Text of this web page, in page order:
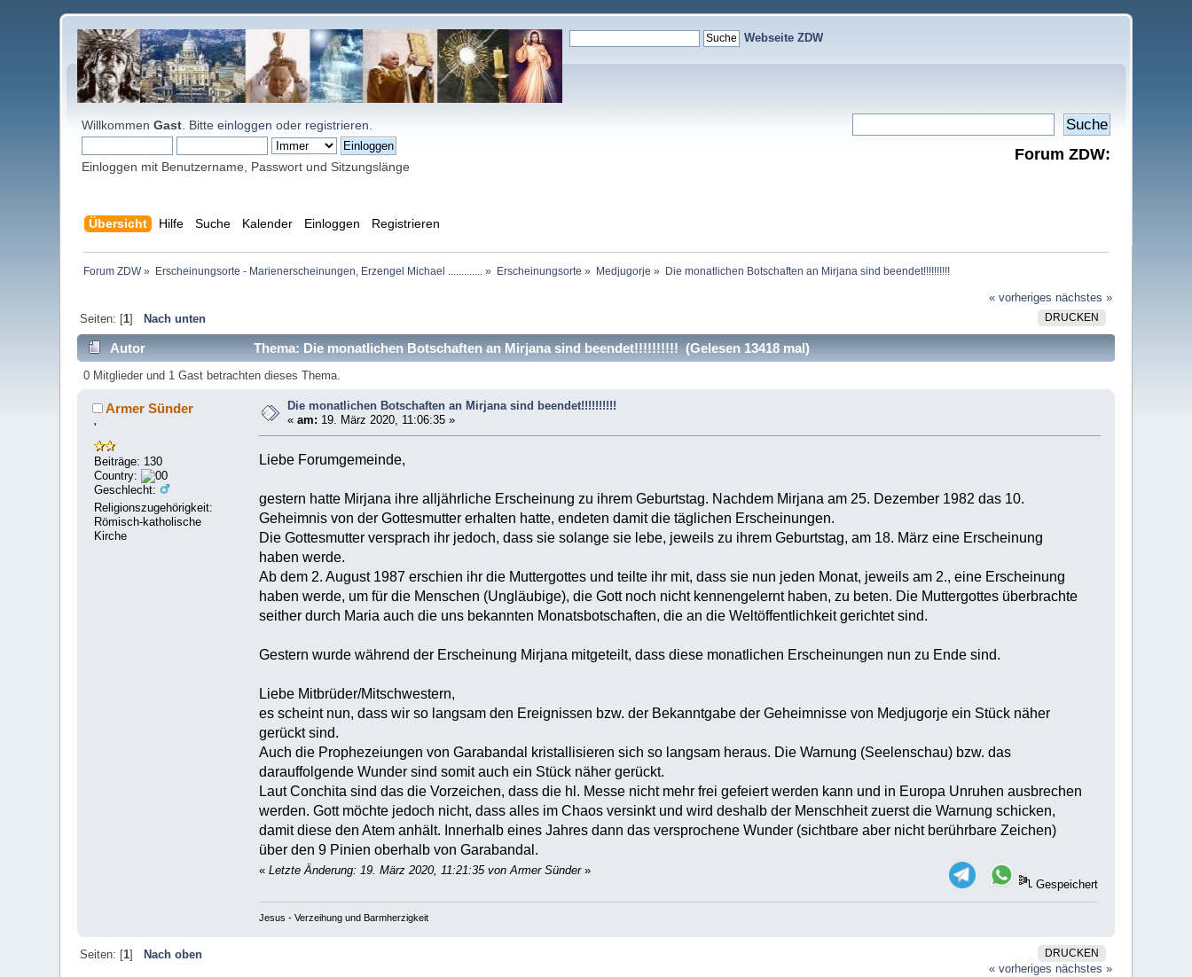
Webseite ZDW
WillkommenGast . Bitteeinloggen oder registrieren
Einloggen mit Benutzername, Passwort und Sitzungslänge
Forum ZDW:
Übersicht Hilfe Suche Kalender Einloggen Registrieren
Forum ZDW» Erscheinungsorte - Marienerscheinungen, Erzengel Michael .............» Erscheinungsorte » Medjugorje » Die monatlichen Botschaften an Mirjana sind beendet!!!!!!!!!!
« vorheriges nächstes »
DRUCKEN
Seiten: [1] Nach unten
Autor Thema: Die monatlichen Botschaften an Mirjana sind beendet!!!!!!!!!! (Gelesen 13418 mal)
0 Mitglieder und 1 Gast betrachten dieses Thema.
Armer Sünder
'
Beiträge: 130
Country:
Geschlecht:
Religionszugehörigkeit:
Römisch-katholische
Kirche
Die monatlichen Botschaften an Mirjana sind beendet!!!!!!!!!!
«am: 19. März 2020, 11:06:35 »
Liebe Forumgemeinde,
gestern hatte Mirjana ihre alljährliche Erscheinung zu ihrem Geburtstag. Nachdem Mirjana am 25. Dezember 1982 das 10.
Geheimnis von der Gottesmutter erhalten hatte, endeten damit die täglichen Erscheinungen.
Die Gottesmutter versprach ihr jedoch, dass sie solange sie lebe, jeweils zu ihrem Geburtstag, am 18. März eine Erscheinung
haben werde.
Ab dem 2. August 1987 erschien ihr die Muttergottes und teilte ihr mit, dass sie nun jeden Monat, jeweils am 2., eine Erscheinung
haben werde, um für die Menschen (Ungläubige), die Gott noch nicht kennengelernt haben, zu beten. Die Muttergottes überbrachte
seither durch Maria auch die uns bekannten Monatsbotschaften, die an die Weltöffentlichkeit gerichtet sind.
Gestern wurde während der Erscheinung Mirjana mitgeteilt, dass diese monatlichen Erscheinungen nun zu Ende sind.
Liebe Mitbrüder/Mitschwestern,
es scheint nun, dass wir so langsam den Ereignissen bzw. der Bekanntgabe der Geheimnisse von Medjugorje ein Stück näher
gerückt sind.
Auch die Prophezeiungen von Garabandal kristallisieren sich so langsam heraus. Die Warnung (Seelenschau) bzw. das
darauffolgende Wunder sind somit auch ein Stück näher gerückt.
Laut Conchita sind das die Vorzeichen, dass die hl. Messe nicht mehr frei gefeiert werden kann und in Europa Unruhen ausbrechen
werden. Gott möchte jedoch nicht, dass alles im Chaos versinkt und wird deshalb der Menschheit zuerst die Warnung schicken,
damit diese den Atem anhält. Innerhalb eines Jahres dann das versprochene Wunder (sichtbare aber nicht berührbare Zeichen)
über den 9 Pinien oberhalb von Garabandal.
« Letzte Änderung: 19. März 2020, 11:21:35 von Armer Sünder»
Gespeichert
Jesus - Verzeihung und Barmherzigkeit
DRUCKEN
Seiten: [1] Nach oben
« vorheriges nächstes »